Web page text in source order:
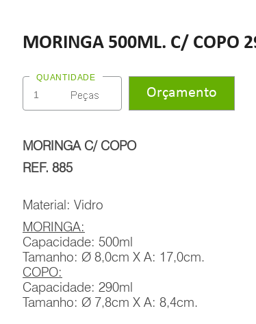
MORINGA 500ML. C/ COPO
QUANTIDADE
MORINGA C/ COPO
REF. 885
Material: Vidro
MORINGA:
Capacidade: 500ml
Tamanho: Ø 8,0cm X A: 17,0cm.
COPO:
Capacidade: 290ml
Tamanho: Ø 7,8cm X A: 8,4cm.